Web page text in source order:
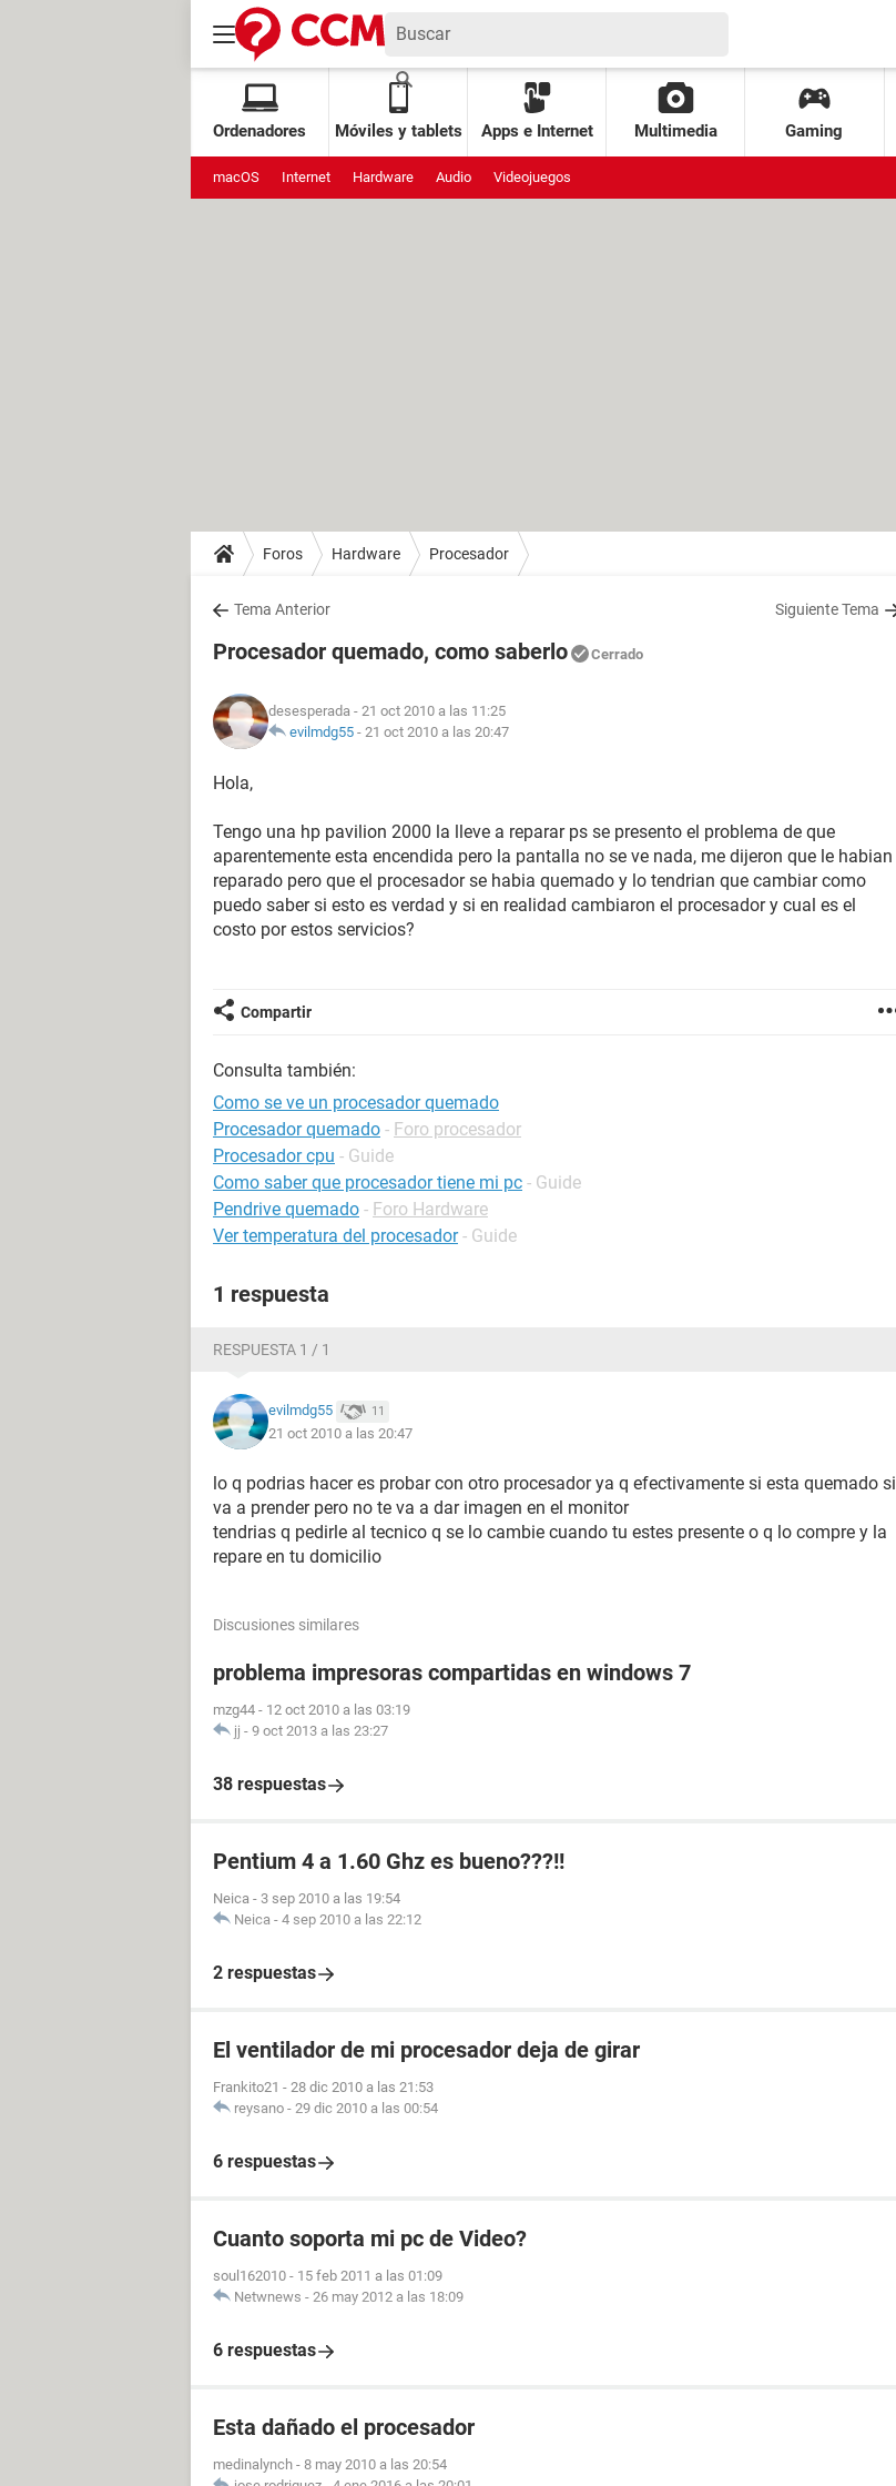
Ordenadores Móviles y tablets Apps e Internet Multimedia Gaming
macOS Internet Hardware Audio Videojuegos
Foros Hardware Procesador
Tema Anterior Siguiente Tema
Procesador quemado, como saberlo Cerrado
desesperada - 21 oct 2010 a las 11:25
evilmdg55 - 21 oct 2010 a las 20:47
Hola,
Tengo una hp pavilion 2000 la lleve a reparar ps se presento el problema de que
aparentemente esta encendida pero la pantalla no se ve nada, me dijeron que le habian
reparado pero que el procesador se habia quemado y lo tendrian que cambiar como
puedo saber si esto es verdad y si en realidad cambiaron el procesador y cual es el
costo por estos servicios?
Compartir
Consulta también:
Como se ve un procesador quemado
Procesador quemado - Foro procesador
Procesador cpu - Guide
Como saber que procesador tiene mi pc - Guide
Pendrive quemado - Foro Hardware
Ver temperatura del procesador - Guide
1 respuesta
RESPUESTA 1 / 1
evilmdg55 11
21 oct 2010 a las 20:47
lo q podrias hacer es probar con otro procesador ya q efectivamente si esta quemado si
va a prender pero no te va a dar imagen en el monitor
tendrias q pedirle al tecnico q se lo cambie cuando tu estes presente o q lo compre y la
repare en tu domicilio
Discusiones similares
problema impresoras compartidas en windows 7
mzg44 - 12 oct 2010 a las 03:19
jj - 9 oct 2013 a las 23:27
38 respuestas
Pentium 4 a 1.60 Ghz es bueno???!!
Neica - 3 sep 2010 a las 19:54
Neica - 4 sep 2010 a las 22:12
2 respuestas
El ventilador de mi procesador deja de girar
Frankito21 - 28 dic 2010 a las 21:53
reysano - 29 dic 2010 a las 00:54
6 respuestas
Cuanto soporta mi pc de Video?
soul162010 - 15 feb 2011 a las 01:09
Netwnews - 26 may 2012 a las 18:09
6 respuestas
Esta dañado el procesador
medinalynch - 8 may 2010 a las 20:54